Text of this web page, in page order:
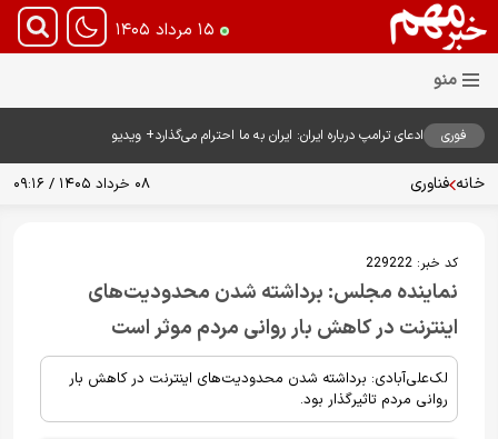
۱۵ مرداد ۱۴۰۵
فوری ادعای ترامپ درباره ایران: ایران به ما احترام می‌گذارد+ ویدیو
خانه فناوری ۰۸ خرداد ۱۴۰۵ / ۰۹:۱۶
کد خبر: 229222
نماینده مجلس: برداشته شدن محدودیت‌های
اینترنت در کاهش بار روانی مردم موثر است
لک‌علی‌آبادی: برداشته شدن محدودیت‌های اینترنت در کاهش بار
روانی مردم تاثیرگذار بود.